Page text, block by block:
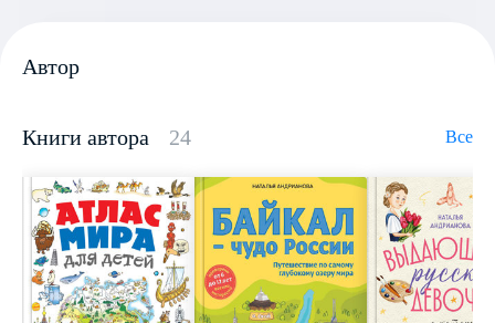
Автор
Книги автора 24 Все